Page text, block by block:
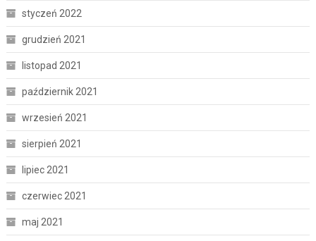
styczeń 2022
grudzień 2021
listopad 2021
październik 2021
wrzesień 2021
sierpień 2021
lipiec 2021
czerwiec 2021
maj 2021